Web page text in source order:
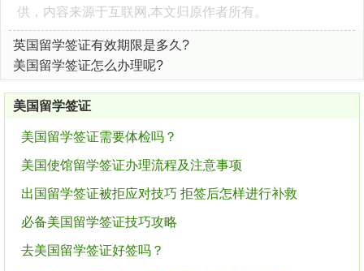
供，内容来源于互联网,本文归原作者所有。
英国留学签证有效期限是多久?
美国留学签证怎么办理呢?
美国留学签证
美国留学签证需要体检吗？
美国使馆留学签证办理流程及注意事项
出国留学签证被拒应对技巧 拒签后怎样进行补救
必备美国留学签证技巧攻略
去美国留学签证好签吗？